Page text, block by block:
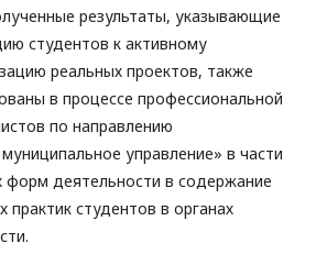
результаты, указывающие
студентов к активному
реальных проектов, также
в процессе профессиональной
по направлению
управление» в части
форм деятельности в содержание
студентов в органах